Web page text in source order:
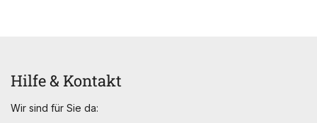
Hilfe & Kontakt
Wir sind für Sie da: